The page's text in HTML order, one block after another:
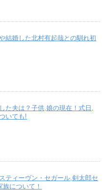
結婚した北村有起哉との馴れ初
た夫は？子供,娘の現在！式日,
いても!
ティーヴン・セガール,剣太郎セ
について！